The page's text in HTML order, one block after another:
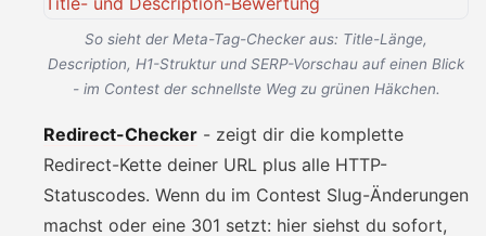
So sieht der Meta-Tag-Checker aus: Title-Länge,
Description, H1-Struktur und SERP-Vorschau auf einen Blick
- im Contest der schnellste Weg zu grünen Häkchen.
Redirect-Checker - zeigt dir die komplette
Redirect-Kette deiner URL plus alle HTTP-
Statuscodes. Wenn du im Contest Slug-Änderungen
machst oder eine 301 setzt: hier siehst du sofort,